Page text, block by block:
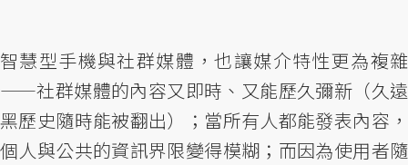
智慧型手機與社群媒體，也讓媒介特性更為複雜
——社群媒體的內容又即時、又能歷久彌新（久遠
黑歷史隨時能被翻出）；當所有人都能發表內容，
個人與公共的資訊界限變得模糊；而因為使用者隨